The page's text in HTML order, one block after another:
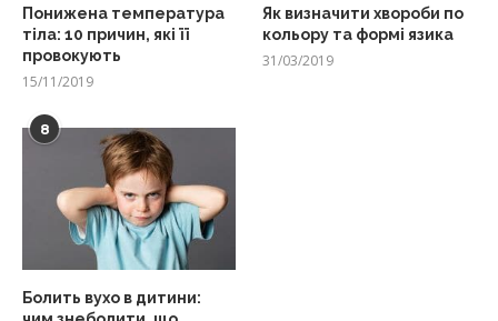
Понижена температура
тіла: 10 причин, які її
провокують
15/11/2019
Як визначити хвороби по
кольору та формі язика
31/03/2019
8
Болить вухо в дитини: